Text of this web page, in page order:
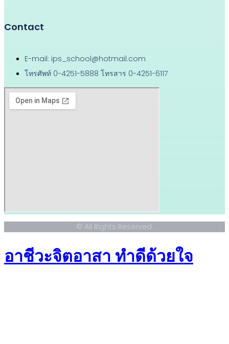
Contact
E-mail: ips_school@hotmail.com
โทรศัพท์ 0-4251-5888 โทรสาร 0-4251-6117
© All Rights Reserved.
อาชีวะจิตอาสา ทำดีด้วยใจ